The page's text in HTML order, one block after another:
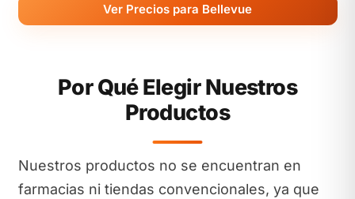
Ver Precios para Bellevue
Por Qué Elegir Nuestros
Productos
Nuestros productos no se encuentran en
farmacias ni tiendas convencionales, ya que